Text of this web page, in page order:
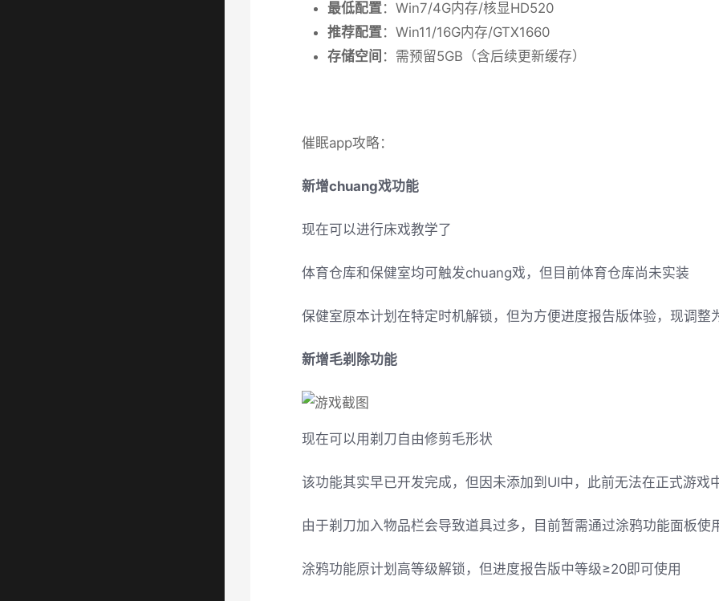
​最低配置​​：Win7/4G内存/核显HD520
​推荐配置​​：Win11/16G内存/GTX1660
​存储空间​ ​：需预留5GB（含后续更新缓存）
催眠app攻略：
新增chuang戏功能
现在可以进行床戏教学了
体育仓库和保健室均可触发chuang戏，但目前体育仓库尚未实装
保健室原本计划在特定时机解锁，但为方便进度报告版体验，现调整
新增毛剃除功能
现在可以用剃刀自由修剪毛形状
该功能其实早已开发完成，但因未添加到UI中，此前无法在正式游戏
由于剃刀加入物品栏会导致道具过多，目前暂需通过涂鸦功能面板使
涂鸦功能原计划高等级解锁，但进度报告版中等级≥20即可使用